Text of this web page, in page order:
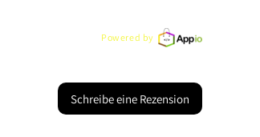
Powered by
Schreibe eine Rezension